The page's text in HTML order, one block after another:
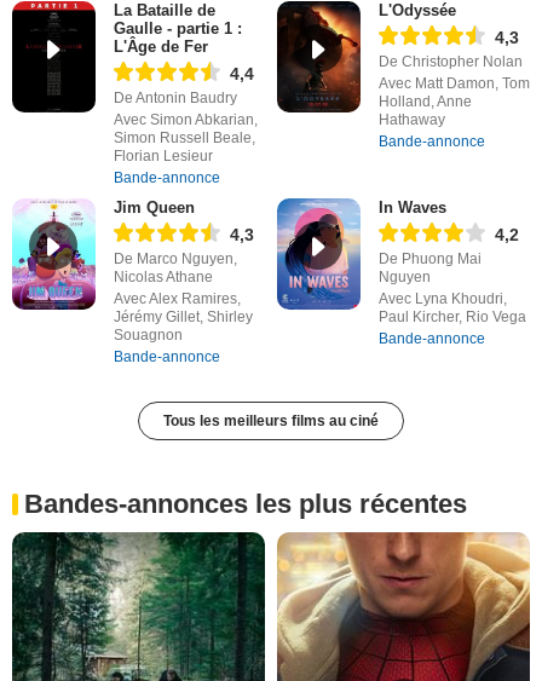
La Bataille de
Gaulle - partie 1 :
L'Âge de Fer
4,4
De Antonin Baudry
Avec Simon Abkarian,
Simon Russell Beale,
Florian Lesieur
Bande-annonce
L'Odyssée
4,3
De Christopher Nolan
Avec Matt Damon, Tom
Holland, Anne
Hathaway
Bande-annonce
Jim Queen
4,3
De Marco Nguyen,
Nicolas Athane
Avec Alex Ramires,
Jérémy Gillet, Shirley
Souagnon
Bande-annonce
In Waves
4,2
De Phuong Mai
Nguyen
Avec Lyna Khoudri,
Paul Kircher, Rio Vega
Bande-annonce
Tous les meilleurs films au ciné
Bandes-annonces les plus récentes